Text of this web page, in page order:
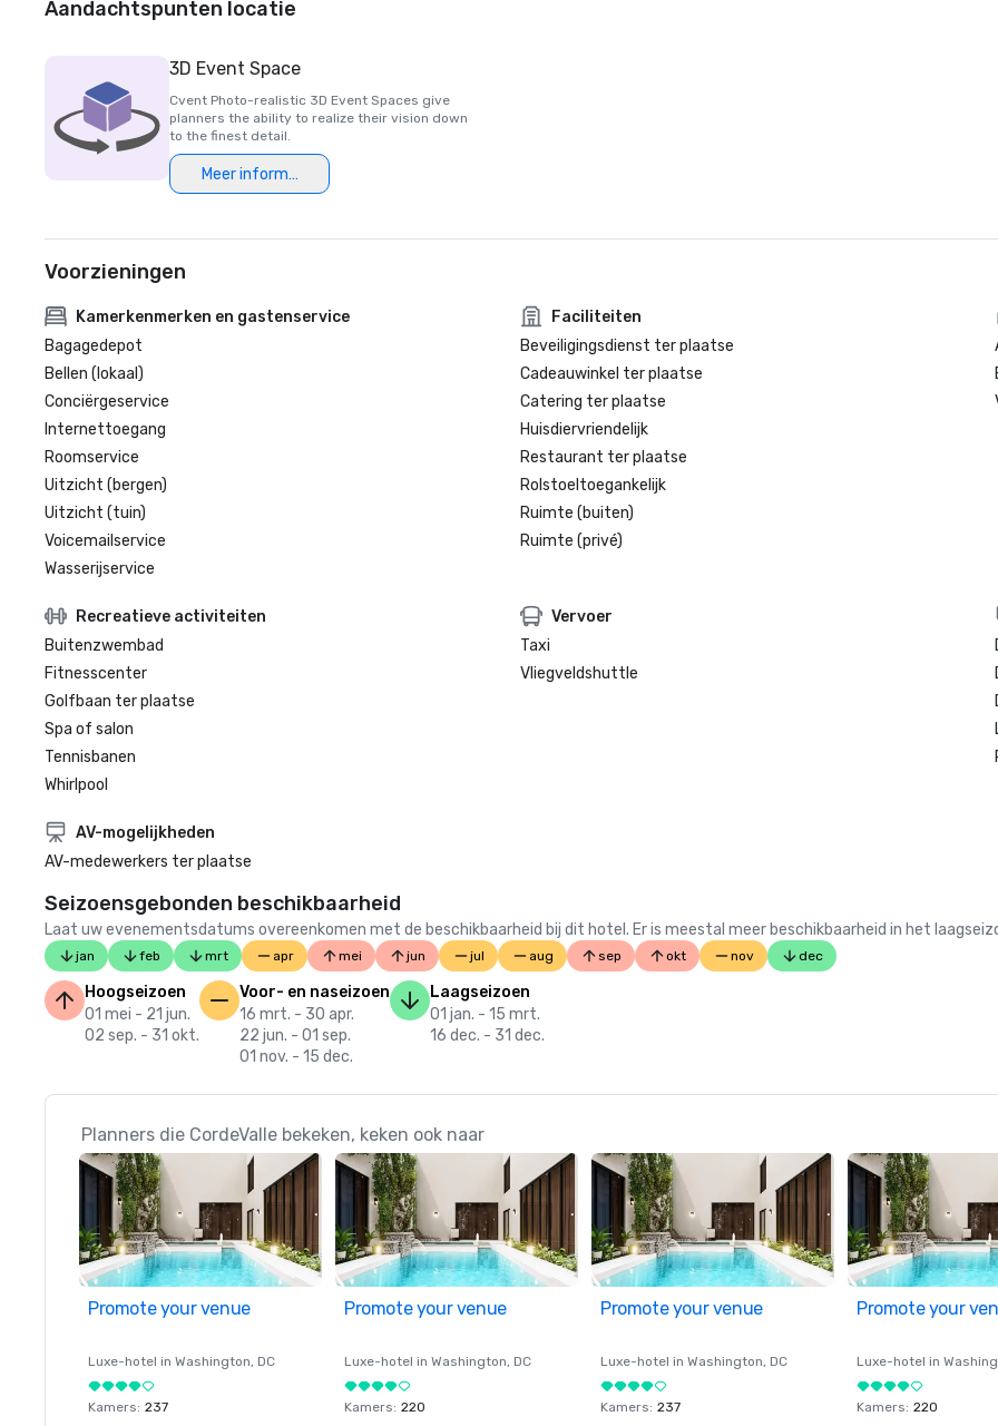
Aandachtspunten locatie
3D Event Space
Cvent Photo-realistic 3D Event Spaces give
planners the ability to realize their vision down
to the finest detail.
Meer informatie
Voorzieningen
Kamerkenmerken en gastenservice
Bagagedepot
Bellen (lokaal)
Conciërgeservice
Internettoegang
Roomservice
Uitzicht (bergen)
Uitzicht (tuin)
Voicemailservice
Wasserijservice
Faciliteiten
Beveiligingsdienst ter plaatse
Cadeauwinkel ter plaatse
Catering ter plaatse
Huisdiervriendelijk
Restaurant ter plaatse
Rolstoeltoegankelijk
Ruimte (buiten)
Ruimte (privé)
Recreatieve activiteiten
Buitenzwembad
Fitnesscenter
Golfbaan ter plaatse
Spa of salon
Tennisbanen
Whirlpool
Vervoer
Taxi
Vliegveldshuttle
AV-mogelijkheden
AV-medewerkers ter plaatse
Seizoensgebonden beschikbaarheid
Laat uw evenementsdatums overeenkomen met de beschikbaarheid bij dit hotel. Er is meestal meer beschikbaarheid in het
jan feb mrt apr mei jun jul aug sep okt nov dec
Hoogseizoen
01 mei - 21 jun.
02 sep. - 31 okt.
Voor- en naseizoen
16 mrt. - 30 apr.
22 jun. - 01 sep.
01 nov. - 15 dec.
Laagseizoen
01 jan. - 15 mrt.
16 dec. - 31 dec.
Planners die CordeValle bekeken, keken ook naar
Promote your venue
Luxe-hotel in Washington, DC
Kamers: 237
Promote your venue
Luxe-hotel in Washington, DC
Kamers: 220
Promote your venue
Luxe-hotel in Washington, DC
Kamers: 237
Promote your
Luxe-hotel in
Kamers: 220